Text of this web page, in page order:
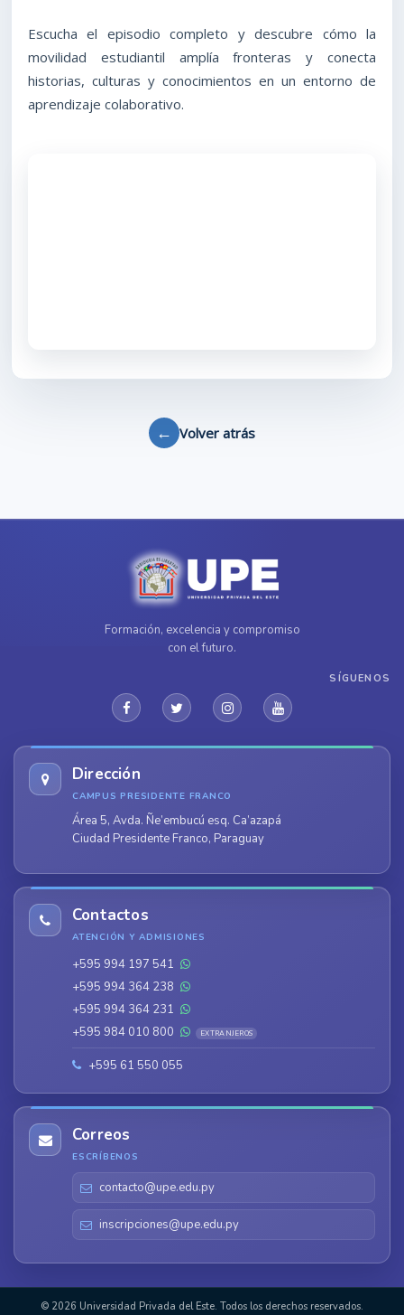
Escucha el episodio completo y descubre cómo la
movilidad estudiantil amplía fronteras y conecta
historias, culturas y conocimientos en un entorno de
aprendizaje colaborativo.
← Volver atrás
Formación, excelencia y compromiso
con el futuro.
SÍGUENOS
Dirección
CAMPUS PRESIDENTE FRANCO
Área 5, Avda. Ñe’embucú esq. Ca’azapá
Ciudad Presidente Franco, Paraguay
Contactos
ATENCIÓN Y ADMISIONES
+595 994 197 541
+595 994 364 238
+595 994 364 231
+595 984 010 800
EXTRANJEROS
+595 61 550 055
Correos
ESCRÍBENOS
contacto@upe.edu.py
inscripciones@upe.edu.py
© 2026 Universidad Privada del Este. Todos los derechos reservados.